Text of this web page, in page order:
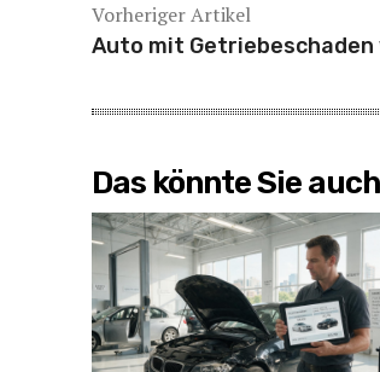
Vorheriger Artikel
Auto mit
Das könnte Sie